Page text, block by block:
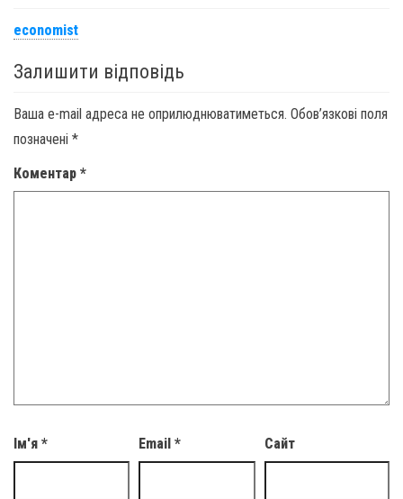
economist
Залишити відповідь
Ваша e-mail адреса не оприлюднюватиметься. Обов’язкові поля
позначені *
Коментар *
Ім'я * Email* Сайт